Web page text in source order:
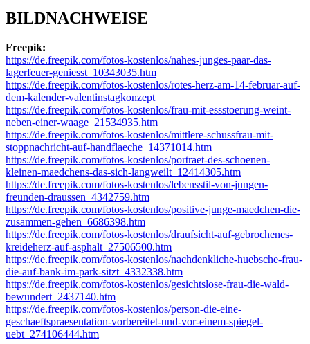
BILDNACHWEISE
Freepik:
https://de.freepik.com/fotos-kostenlos/nahes-junges-paar-das-
lagerfeuer-geniesst_10343035.htm
https://de.freepik.com/fotos-kostenlos/rotes-herz-am-14-februar-auf-
dem-kalender-valentinstagkonzept_
https://de.freepik.com/fotos-kostenlos/frau-mit-essstoerung-weint-
neben-einer-waage_21534935.htm
https://de.freepik.com/fotos-kostenlos/mittlere-schussfrau-mit-
stoppnachricht-auf-handflaeche_14371014.htm
https://de.freepik.com/fotos-kostenlos/portraet-des-schoenen-
kleinen-maedchens-das-sich-langweilt_12414305.htm
https://de.freepik.com/fotos-kostenlos/lebensstil-von-jungen-
freunden-draussen_4342759.htm
https://de.freepik.com/fotos-kostenlos/positive-junge-maedchen-die-
zusammen-gehen_6686398.htm
https://de.freepik.com/fotos-kostenlos/draufsicht-auf-gebrochenes-
kreideherz-auf-asphalt_27506500.htm
https://de.freepik.com/fotos-kostenlos/nachdenkliche-huebsche-frau-
die-auf-bank-im-park-sitzt_4332338.htm
https://de.freepik.com/fotos-kostenlos/gesichtslose-frau-die-wald-
bewundert_2437140.htm
https://de.freepik.com/fotos-kostenlos/person-die-eine-
geschaeftspraesentation-vorbereitet-und-vor-einem-spiegel-
uebt_274106444.htm